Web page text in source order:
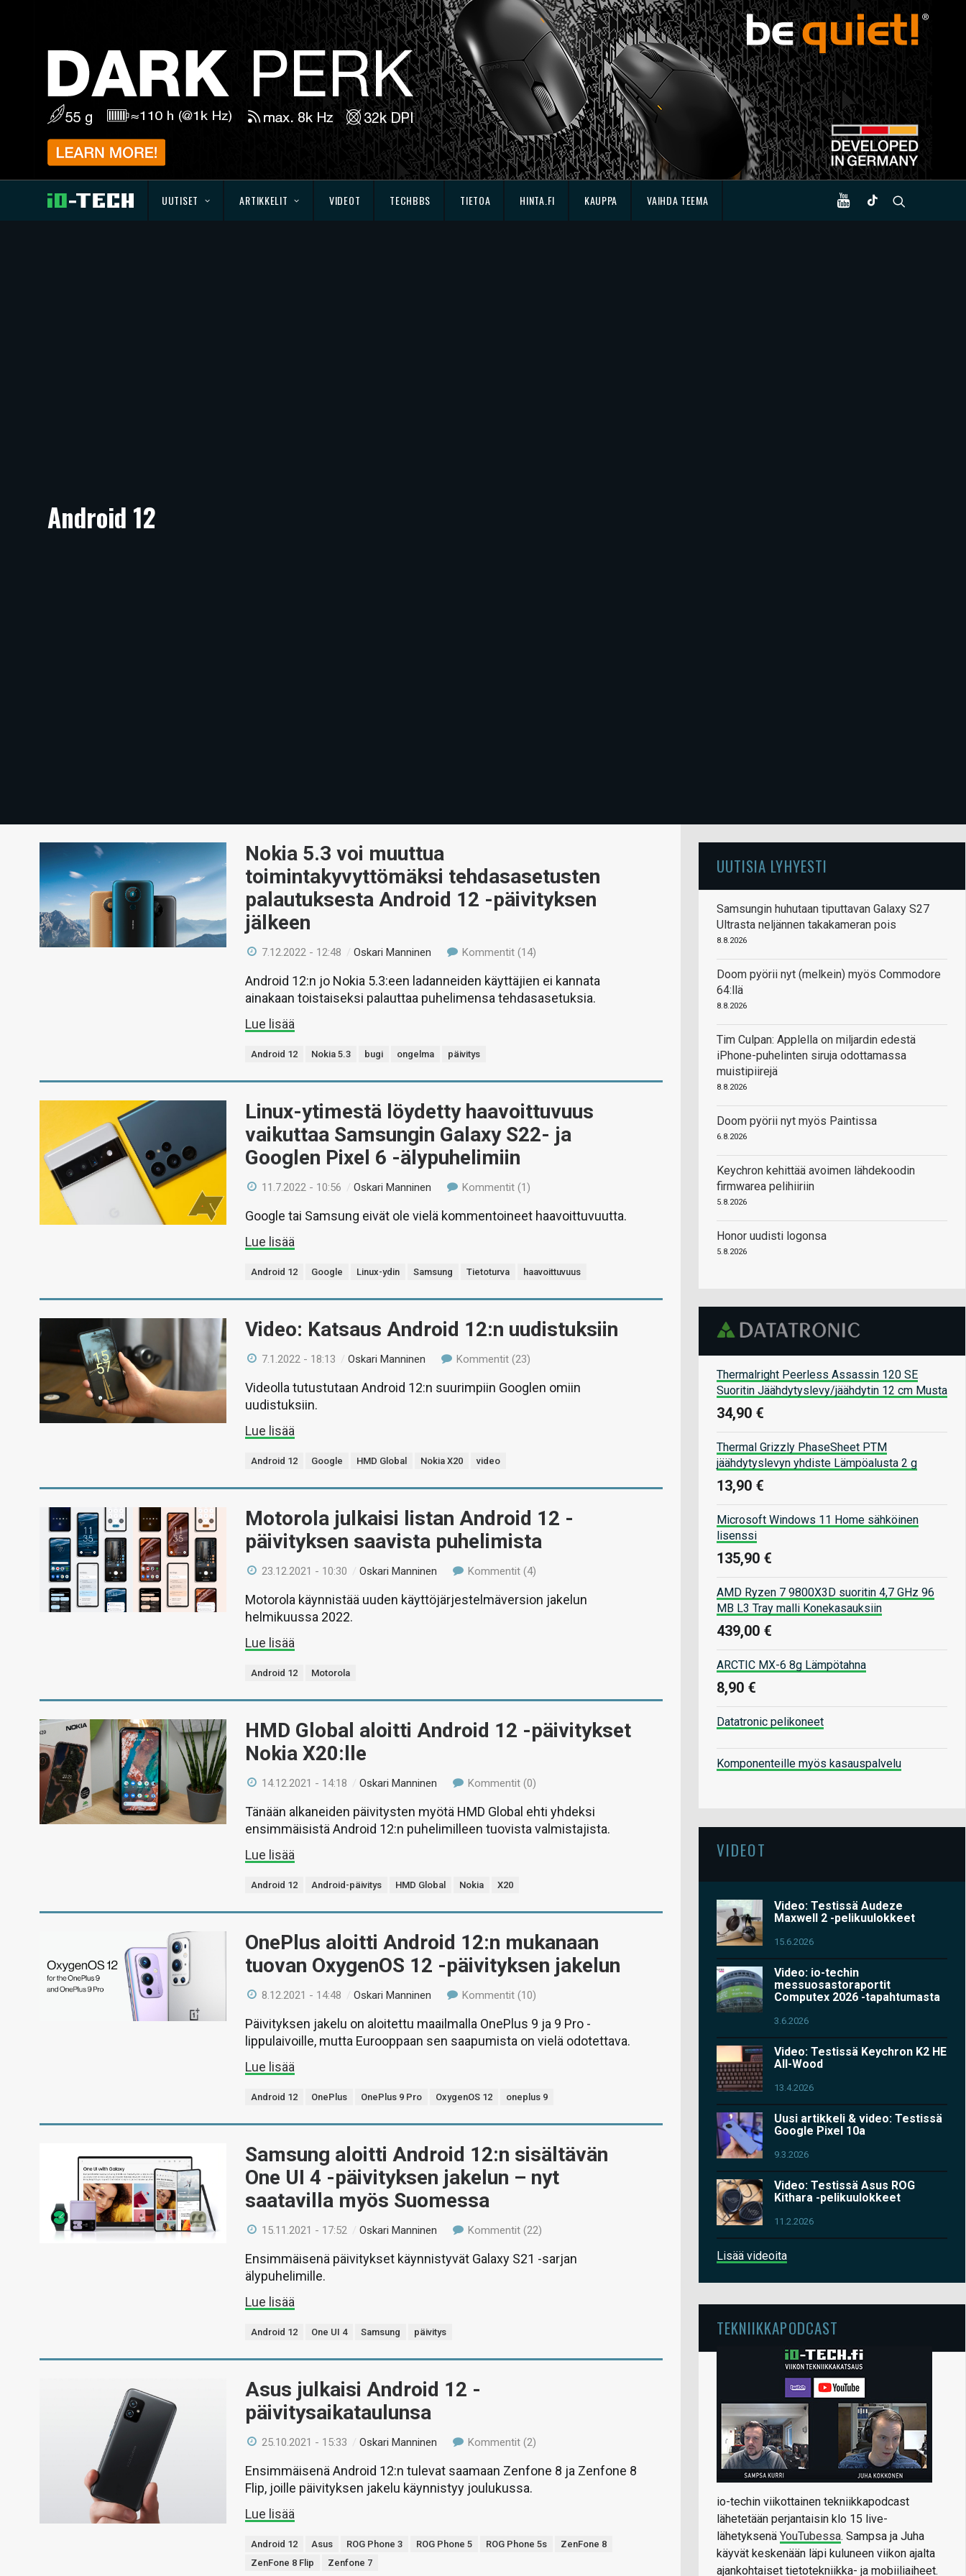
UUTISET ARTIKKELIT VIDEOT TECHBBS TIETOA HINTA.FI KAUPPA VAIHDA TEEMA
Android 12
Nokia 5.3 voi muuttua
toimintakyvyttömäksi tehdasasetusten
palautuksesta Android 12 -päivityksen
jälkeen
7.12.2022 - 12:48 /Oskari Manninen Kommentit (14)
Android 12:n jo Nokia 5.3:een ladanneiden käyttäjien ei kannata
ainakaan toistaiseksi palauttaa puhelimensa tehdasasetuksia.
Lue lisää
Android 12 Nokia 5.3 bugi ongelma päivitys
Linux-ytimestä löydetty haavoittuvuus
vaikuttaa Samsungin Galaxy S22- ja
Googlen Pixel 6 -älypuhelimiin
11.7.2022 - 10:56 /Oskari Manninen Kommentit (1)
Google tai Samsung eivät ole vielä kommentoineet haavoittuvuutta.
Lue lisää
Android 12 Google Linux-ydin Samsung Tietoturva haavoittuvuus
Video: Katsaus Android 12:n uudistuksiin
7.1.2022 - 18:13 /Oskari Manninen Kommentit (23)
Videolla tutustutaan Android 12:n suurimpiin Googlen omiin
uudistuksiin.
Lue lisää
Android 12 Google HMD Global Nokia X20 video
Motorola julkaisi listan Android 12 -
päivityksen saavista puhelimista
23.12.2021 - 10:30 /Oskari Manninen Kommentit (4)
Motorola käynnistää uuden käyttöjärjestelmäversion jakelun
helmikuussa 2022.
Lue lisää
Android 12 Motorola
HMD Global aloitti Android 12 -päivitykset
Nokia X20:lle
14.12.2021 - 14:18 /Oskari Manninen Kommentit (0)
Tänään alkaneiden päivitysten myötä HMD Global ehti yhdeksi
ensimmäisistä Android 12:n puhelimilleen tuovista valmistajista.
Lue lisää
Android 12 Android-päivitys HMD Global Nokia X20
OnePlus aloitti Android 12:n mukanaan
tuovan OxygenOS 12 -päivityksen jakelun
8.12.2021 - 14:48 /Oskari Manninen Kommentit (10)
Päivityksen jakelu on aloitettu maailmalla OnePlus 9 ja 9 Pro -
lippulaivoille, mutta Eurooppaan sen saapumista on vielä odotettava.
Lue lisää
Android 12 OnePlus OnePlus 9 Pro OxygenOS 12 oneplus 9
Samsung aloitti Android 12:n sisältävän
One UI 4 -päivityksen jakelun – nyt
saatavilla myös Suomessa
15.11.2021 - 17:52 /Oskari Manninen Kommentit (22)
Ensimmäisenä päivitykset käynnistyvät Galaxy S21 -sarjan
älypuhelimille.
Lue lisää
Android 12 One UI 4 Samsung päivitys
Asus julkaisi Android 12 -
päivitysaikataulunsa
25.10.2021 - 15:33 /Oskari Manninen Kommentit (2)
Ensimmäisenä Android 12:n tulevat saamaan Zenfone 8 ja Zenfone 8
Flip, joille päivityksen jakelu käynnistyy joulukussa.
Lue lisää
Android 12 Asus ROG Phone 3 ROG Phone 5 ROG Phone 5s
ZenFone 8
ZenFone 8 Flip
Zenfone 7
UUTISIA LYHYESTI
Samsungin huhutaan tiputtavan Galaxy S27
Ultrasta neljännen takakameran pois
8.8.2026
Doom pyörii nyt (melkein) myös Commodore
64:llä
8.8.2026
Tim Culpan: Applella on miljardin edestä
iPhone-puhelinten siruja odottamassa
muistipiirejä
8.8.2026
Doom pyörii nyt myös Paintissa
6.8.2026
Keychron kehittää avoimen lähdekoodin
firmwarea pelihiiriin
5.8.2026
Honor uudisti logonsa
5.8.2026
Thermalright Peerless Assassin 120 SE
Suoritin Jäähdytyslevy/jäähdytin 12 cm Musta
34,90 €
Thermal Grizzly PhaseSheet PTM
jäähdytyslevyn yhdiste Lämpöalusta 2 g
13,90 €
Microsoft Windows 11 Home sähköinen
lisenssi
135,90 €
AMD Ryzen 7 9800X3D suoritin 4,7 GHz 96
MB L3 Tray malli Konekasauksiin
439,00 €
ARCTIC MX-6 8g Lämpötahna
8,90 €
Datatronic pelikoneet
Komponenteille myös kasauspalvelu
VIDEOT
Video: Testissä Audeze
Maxwell 2 -pelikuulokkeet
15.6.2026
Video: io-techin
messuosastoraportit
Computex 2026 -tapahtumasta
3.6.2026
Video: Testissä Keychron K2 HE
All-Wood
13.4.2026
Uusi artikkeli & video: Testissä
Google Pixel 10a
9.3.2026
Video: Testissä Asus ROG
Kithara -pelikuulokkeet
11.2.2026
Lisää videoita
TEKNIIKKAPODCAST
io-techin viikottainen tekniikkapodcast
lähetetään perjantaisin klo 15 live-
lähetyksenä YouTubessa. Sampsa ja Juha
käyvät keskenään läpi kuluneen viikon ajalta
ajankohtaiset tietotekniikka- ja mobiiliaiheet.